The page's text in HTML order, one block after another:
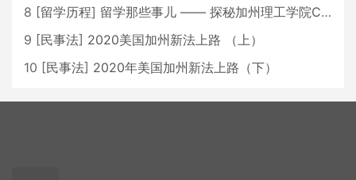
8 [留学历程] 留学那些事儿 —— 探秘加州理工学院Caltech博士生活 [上集]
9 [民事法] 2020美国加州新法上路 （上）
10 [民事法] 2020年美国加州新法上路（下）